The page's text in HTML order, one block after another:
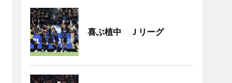
喜ぶ植中 Ｊリーグ